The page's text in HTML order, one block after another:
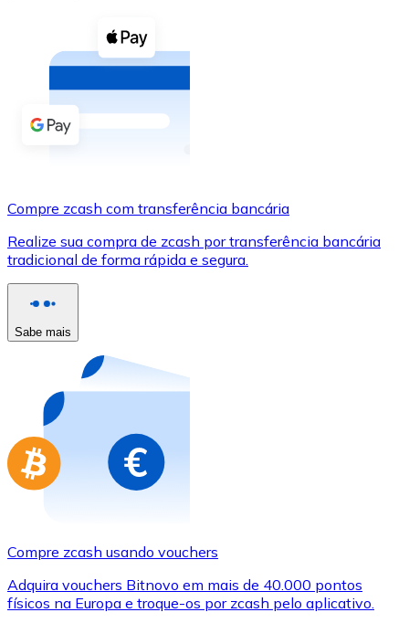
Cupons cripto
Compre criptomoedas com dinheiro e outros
Comprar com dinheiro
Transferência SEPA
Use cartões Visa e Mastercard para comprar
Comprar com cartão
Compre cartões-presente das suas marcas favoritas
Ir para a loja de cartões-presente
Compre zcash com transferência bancária
Realize sua compra de zcash por transferência bancária
tradicional de forma rápida e segura.
Sabe mais
Compre zcash usando vouchers
Adquira vouchers Bitnovo em mais de 40.000 pontos
físicos na Europa e troque-os por zcash pelo aplicativo.